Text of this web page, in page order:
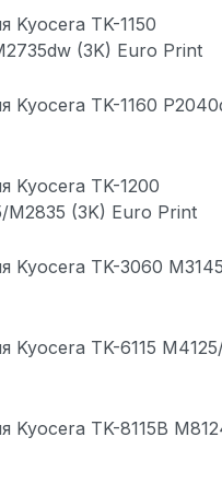
Kyocera TK-1150
(3K) Euro Print
Kyocera TK-1160
Kyocera TK-1200
M2835 (3K) Euro Print
Kyocera TK-3060
Kyocera TK-6115
Kyocera TK-8115B